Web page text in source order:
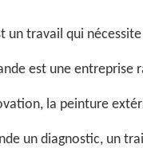
un travail qui
est une entreprise
la peinture
un diagnostic, un